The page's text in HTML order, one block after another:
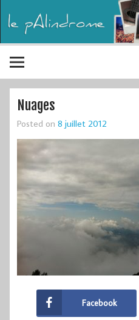
Nuages
Posted on 8 juillet 2012
Facebook